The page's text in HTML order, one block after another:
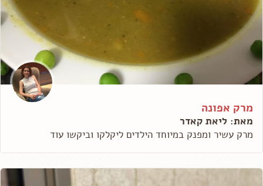
מרק אפונה
מאת: ליאת קאדר
מרק עשיר ומפנק במיוחד הילדים ליקלקו וביקשו עוד